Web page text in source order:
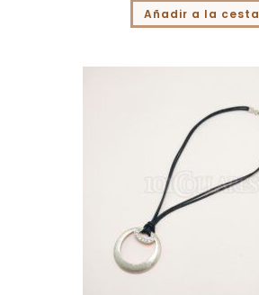
Añadir a la cesta